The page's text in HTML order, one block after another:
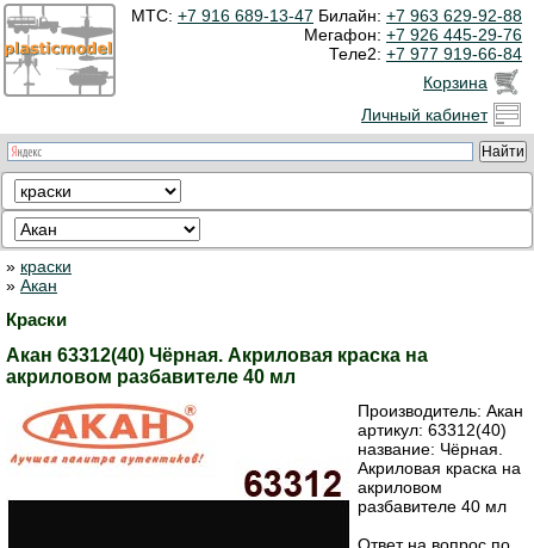
МТС: +7 916 689-13-47 Билайн: +7 963 629-92-88
Мегафон: +7 926 445-29-76
Теле2: +7 977 919-66-84
Корзина
Личный кабинет
» краски
» Акан
Краски
Акан 63312(40) Чёрная. Акриловая краска на
акриловом разбавителе 40 мл
Производитель: Акан
артикул: 63312(40)
название: Чёрная.
Акриловая краска на
акриловом
разбавителе 40 мл
Ответ на вопрос по